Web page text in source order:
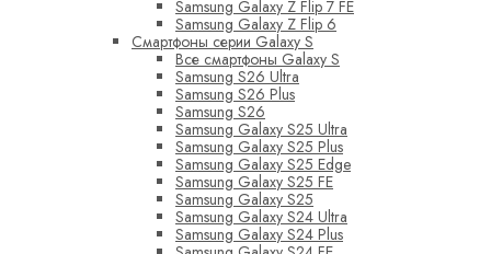
Samsung Galaxy Z Flip 7 FE
Samsung Galaxy Z Flip 6
Смартфоны серии Galaxy S
Все смартфоны Galaxy S
Samsung S26 Ultra
Samsung S26 Plus
Samsung S26
Samsung Galaxy S25 Ultra
Samsung Galaxy S25 Plus
Samsung Galaxy S25 Edge
Samsung Galaxy S25 FE
Samsung Galaxy S25
Samsung Galaxy S24 Ultra
Samsung Galaxy S24 Plus